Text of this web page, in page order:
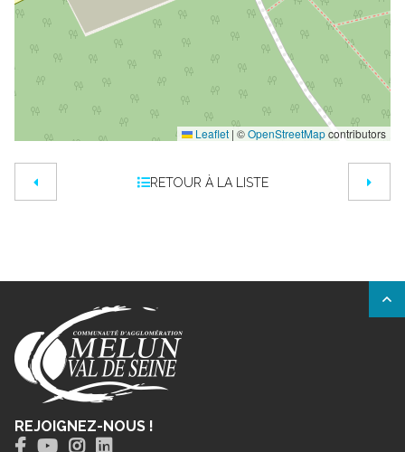
Leaflet | ©OpenStreetMapcontributors
RETOUR À LA LISTE
REJOIGNEZ-NOUS !